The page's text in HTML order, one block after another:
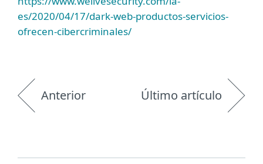
es/2020/04/17/dark-web-productos-servicios-
ofrecen-cibercriminales/
Anterior Último artículo